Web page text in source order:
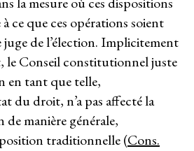
ce que ces opérations soient
juge de l’élection. Implicitement
le Conseil constitutionnel juste
en tant que telle,
du droit, n’a pas affecté la
de manière générale,
traditionnelle (Cons.